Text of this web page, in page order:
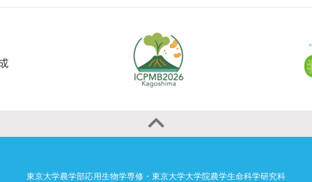
東京大学農学部応用生物学専修・東京大学大学院農学生命科学研究科